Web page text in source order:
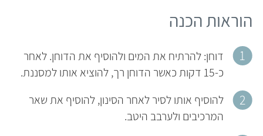
הוראות הכנה
דוחן: להרתיח את המים ולהוסיף את הדוחן. לאחר
כ-15 דקות כאשר הדוחן רך, להוציא אותו למסננת.
להוסיף אותו לסיר לאחר הסינון, להוסיף את שאר
המרכיבים ולערבב היטב.